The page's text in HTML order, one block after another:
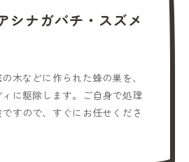
シナガバチ・スズメ
木などに作られた蜂の巣を、
に駆除します。ご自身で処理
すので、すぐにお任せくださ